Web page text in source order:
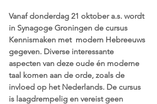
Vanaf donderdag 21 oktober a.s. wordt
in Synagoge Groningen de cursus
Kennismaken met  modern Hebreeuws
gegeven. Diverse interessante
aspecten van deze oude én moderne
taal komen aan de orde, zoals de
invloed op het Nederlands. De cursus
is laagdrempelig en vereist geen